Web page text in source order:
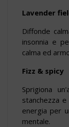
Lavender
Diffonde
insonnia e
calma ed
Fizz & spicy
Sprigiona
stanchezza
energia per
mentale.